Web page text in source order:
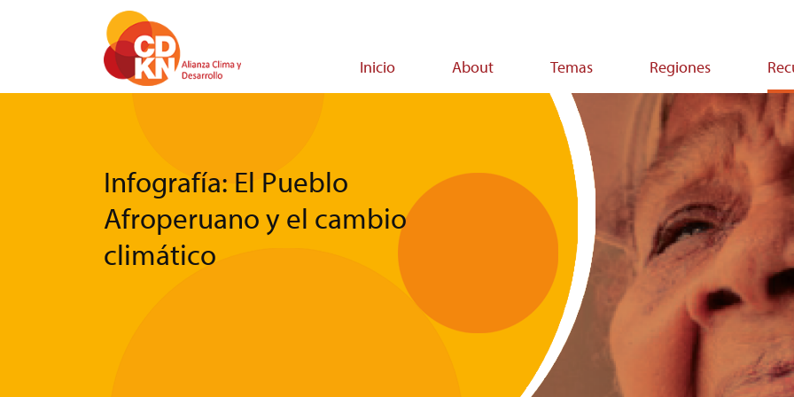
Inicio About Temas Regiones
Infografía: El Pueblo
Afroperuano y el cambio
climático